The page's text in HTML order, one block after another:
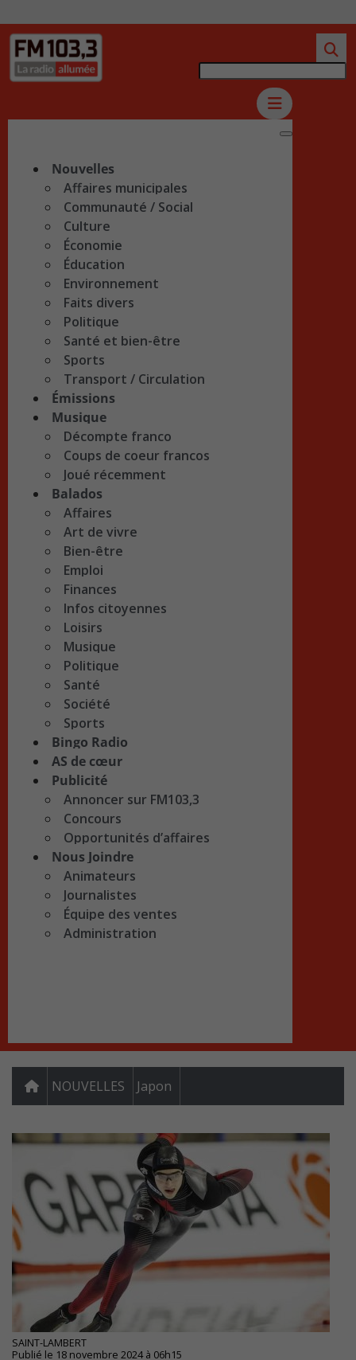
Nouvelles
Affaires municipales
Communauté / Social
Culture
Économie
Éducation
Environnement
Faits divers
Politique
Santé et bien-être
Sports
Transport / Circulation
Émissions
Musique
Décompte franco
Coups de coeur francos
Joué récemment
Balados
Affaires
Art de vivre
Bien-être
Emploi
Finances
Infos citoyennes
Loisirs
Musique
Politique
Santé
Société
Sports
Bingo Radio
AS de cœur
Publicité
Annoncer sur FM103,3
Concours
Opportunités d’affaires
Nous Joindre
Animateurs
Journalistes
Équipe des ventes
Administration
NOUVELLES Japon
SAINT-LAMBERT
Publié le 18 novembre 2024 à 06h15